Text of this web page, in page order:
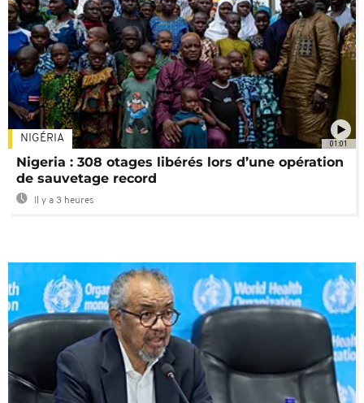
01:01
NIGÉRIA
Nigeria : 308 otages libérés lors d’une opération
de sauvetage record
Il y a 3 heures